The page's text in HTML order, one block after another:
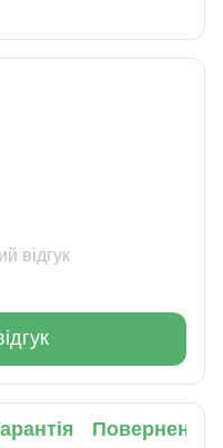
відгук
Повернення